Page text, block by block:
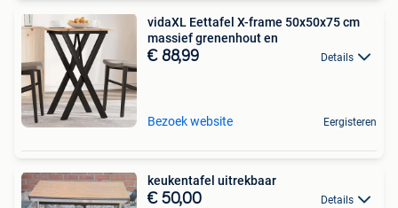
vidaXL Eettafel X-frame 50x50x75 cm
massief grenenhout en
€ 88,99 Details
Bezoek website Eergisteren
keukentafel uitrekbaar
€ 50,00 Details